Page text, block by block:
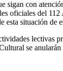
sigan con
oficiales del 112
esta situación de
lectivas
se